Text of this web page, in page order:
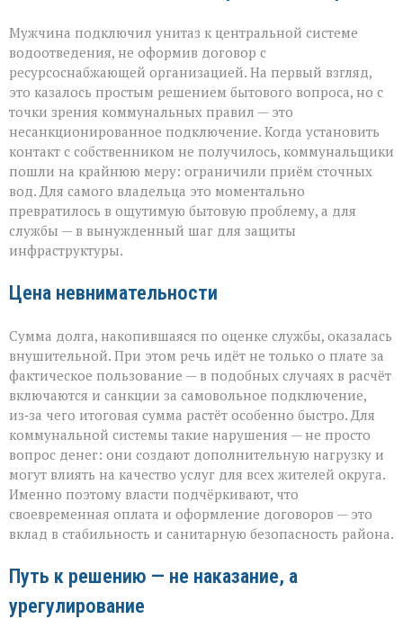
Мужчина подключил унитаз к центральной системе
водоотведения, не оформив договор с
ресурсоснабжающей организацией. На первый взгляд,
это казалось простым решением бытового вопроса, но с
точки зрения коммунальных правил — это
несанкционированное подключение. Когда установить
контакт с собственником не получилось, коммунальщики
пошли на крайнюю меру: ограничили приём сточных
вод. Для самого владельца это моментально
превратилось в ощутимую бытовую проблему, а для
службы — в вынужденный шаг для защиты
инфраструктуры.
Цена невнимательности
Сумма долга, накопившаяся по оценке службы, оказалась
внушительной. При этом речь идёт не только о плате за
фактическое пользование — в подобных случаях в расчёт
включаются и санкции за самовольное подключение,
из‑за чего итоговая сумма растёт особенно быстро. Для
коммунальной системы такие нарушения — не просто
вопрос денег: они создают дополнительную нагрузку и
могут влиять на качество услуг для всех жителей округа.
Именно поэтому власти подчёркивают, что
своевременная оплата и оформление договоров — это
вклад в стабильность и санитарную безопасность района.
Путь к решению — не наказание, а
урегулирование